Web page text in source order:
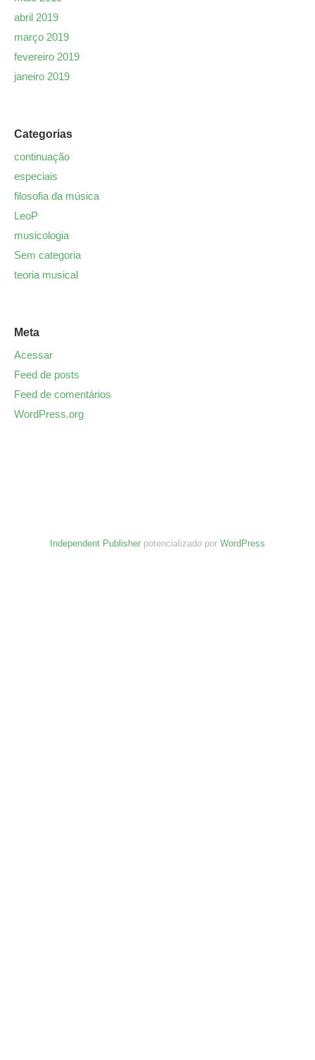
abril 2019
março 2019
fevereiro 2019
janeiro 2019
Categorias
continuação
especiais
filosofia da música
LeoP
musicologia
Sem categoria
teoria musical
Meta
Acessar
Feed de posts
Feed de comentários
WordPress.org
Independent Publisher potencializado por WordPress